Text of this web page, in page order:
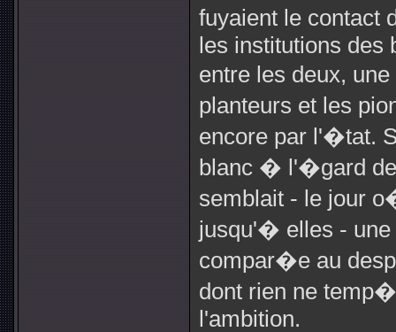
fuyaient le
les institutions des
entre les deux,
planteurs et les
encore par l'�tat.
blanc � l'�gard
semblait - le jour
jusqu'� elles - une
compar�e au
dont rien ne
l'ambition.